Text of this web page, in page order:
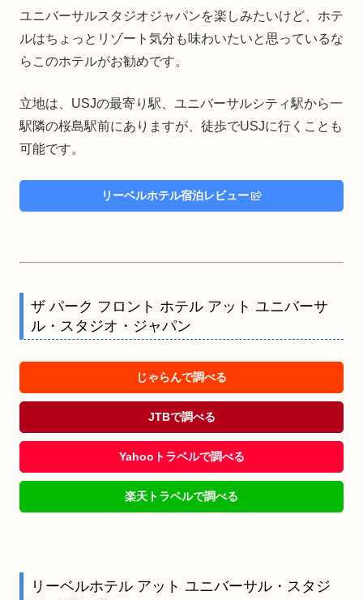
ユニバーサルスタジオジャパンを楽しみたいけど、ホテ
ルはちょっとリゾート気分も味わいたいと思っているな
らこのホテルがお勧めです。
立地は、USJの最寄り駅、ユニバーサルシティ駅から一
駅隣の桜島駅前にありますが、徒歩でUSJに行くことも
可能です。
リーベルホテル宿泊レビュー
ザ パーク フロント ホテル アット ユニバーサ
ル・スタジオ・ジャパン
じゃらんで調べる
JTBで調べる
Yahooトラベルで調べる
楽天トラベルで調べる
リーベルホテル アット ユニバーサル・スタジ